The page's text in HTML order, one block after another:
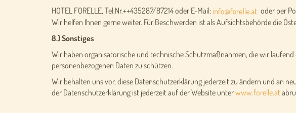
HOTEL FORELLE, Tel.Nr.++435287/87214 oder E-Mail:
oder per
Wir helfen Ihnen gerne weiter. Für Beschwerden ist als Aufsichtsbehörde die
8.) Sonstiges
Wir haben organisatorische und technische Schutzmaßnahmen, die wir
personenbezogenen Daten zu schützen.
Wir behalten uns vor, diese Datenschutzerklärung jederzeit zu ändern und an
der Datenschutzerklärung ist jederzeit auf der Website unterwww.forelle.at